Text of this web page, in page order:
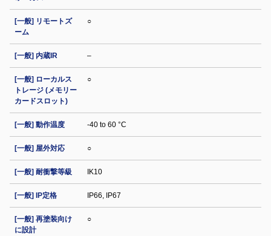
[一般] リモートズ
ーム
○
[一般] 内蔵IR –
[一般] ローカルス
トレージ (メモリー
カードスロット)
○
[一般] 動作温度 -40 to 60 °C
[一般] 屋外対応 ○
[一般] 耐衝撃等級 IK10
[一般] IP定格 IP66, IP67
[一般] 再塗装向け
に設計
○